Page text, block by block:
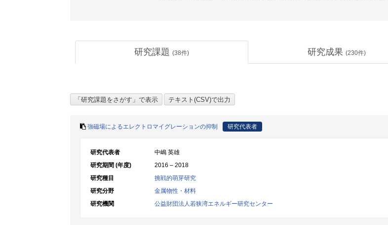
研究課題 (38件) 研究成果 (230件)
強磁場によるエレクトロマイグレーションの抑制 研究代表者
研究代表者
中嶋 英雄
研究期間 (年度)
2016 – 2018
研究種目
挑戦的萌芽研究
研究分野
金属物性・材料
研究機関
公益財団法人若狭湾エネルギー研究センター